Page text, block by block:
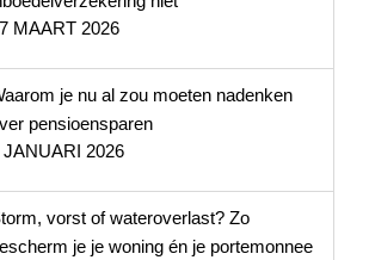
MAART 2026
je nu al zou moeten nadenken
pensioensparen
JANUARI 2026
vorst of wateroverlast? Zo
je je woning én je portemonnee